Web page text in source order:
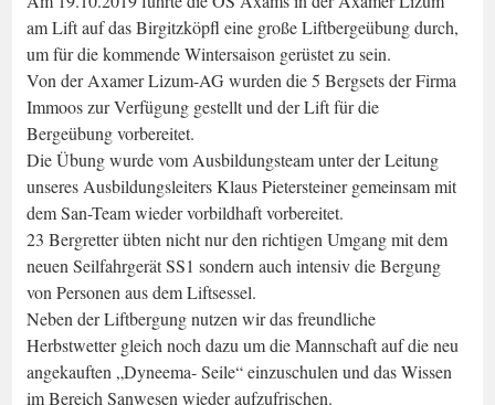
am Lift auf das Birgitzköpfl eine große Liftbergeübung durch,
um für die kommende Wintersaison gerüstet zu sein.
Von der Axamer Lizum-AG wurden die 5 Bergsets der Firma
Immoos zur Verfügung gestellt und der Lift für die
Bergeübung vorbereitet.
Die Übung wurde vom Ausbildungsteam unter der Leitung
unseres Ausbildungsleiters Klaus Pietersteiner gemeinsam mit
dem San-Team wieder vorbildhaft vorbereitet.
23 Bergretter übten nicht nur den richtigen Umgang mit dem
neuen Seilfahrgerät SS1 sondern auch intensiv die Bergung
von Personen aus dem Liftsessel.
Neben der Liftbergung nutzen wir das freundliche
Herbstwetter gleich noch dazu um die Mannschaft auf die neu
angekauften „Dyneema- Seile“ einzuschulen und das Wissen
im Bereich Sanwesen wieder aufzufrischen.